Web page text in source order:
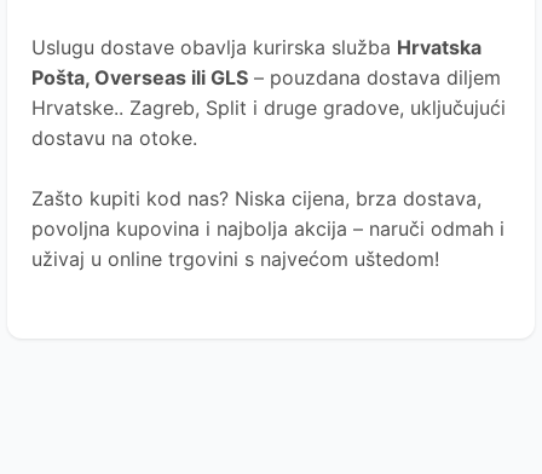
Uslugu dostave obavlja kurirska služba Hrvatska
Pošta, Overseas ili GLS – pouzdana dostava diljem
Hrvatske.. Zagreb, Split i druge gradove, uključujući
dostavu na otoke.
Zašto kupiti kod nas? Niska cijena, brza dostava,
povoljna kupovina i najbolja akcija – naruči odmah i
uživaj u online trgovini s najvećom uštedom!